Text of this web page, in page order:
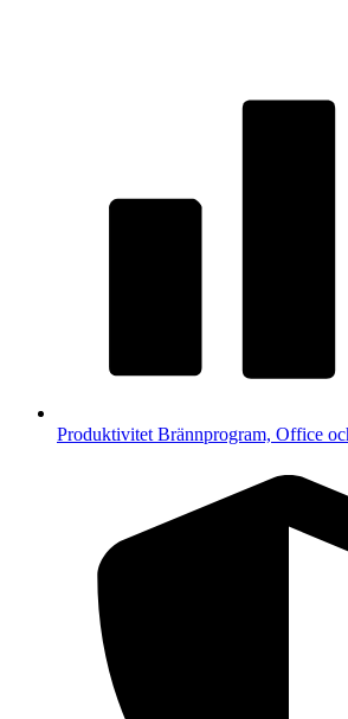
Produktivitet Brännprogram, Office